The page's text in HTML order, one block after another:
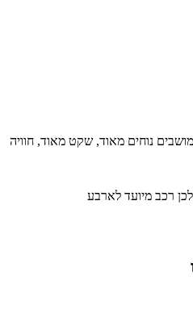
מושבים נוחים מאוד, שקט מאוד, חוויה